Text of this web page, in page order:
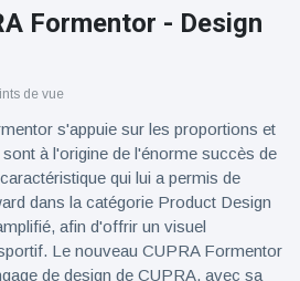
Formentor - Design
de vue
s'appuie sur les proportions et
à l'origine de l'énorme succès de
qui lui a permis de
dans la catégorie Product Design
afin d'offrir un visuel
Le nouveau CUPRA Formentor
de design de CUPRA, avec sa